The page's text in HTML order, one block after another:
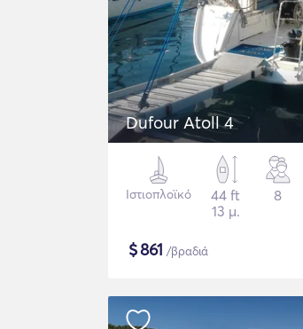
Dufour Atoll 4
Ιστιοπλοϊκό
44 ft
13 μ.
8
$861 /βραδιά